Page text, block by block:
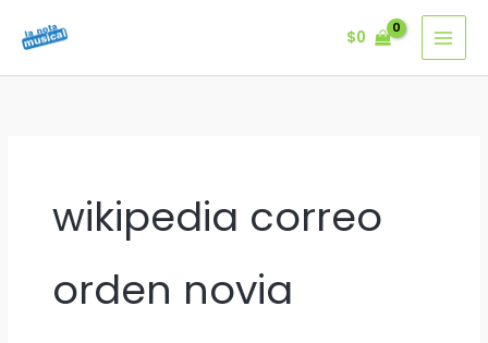
$0
wikipedia correo
orden novia